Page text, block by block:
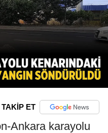
TAKİP ET
Ankara karayolu